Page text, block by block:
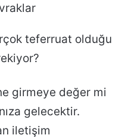
teferruat olduğu
girmeye değer mi
gelecektir.
iletişim